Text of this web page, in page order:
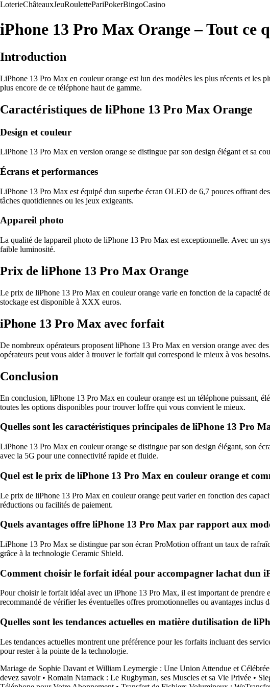
LoterieChâteauxJeuRoulettePariPokerBingoCasino
iPhone 13 Pro Max Orange – Tout ce
Introduction
LiPhone 13 Pro Max en couleur orange est lun des modèles les plus récents et les
plus encore de ce téléphone haut de gamme.
Caractéristiques de liPhone 13 Pro Max Orange
Design et couleur
LiPhone 13 Pro Max en version orange se distingue par son design élégant et sa
Écrans et performances
LiPhone 13 Pro Max est équipé dun superbe écran OLED de 6,7 pouces offrant
tâches quotidiennes ou les jeux exigeants.
Appareil photo
La qualité de lappareil photo de liPhone 13 Pro Max est exceptionnelle. Avec un
faible luminosité.
Prix de liPhone 13 Pro Max Orange
Le prix de liPhone 13 Pro Max en couleur orange varie en fonction de la capacité
stockage est disponible à XXX euros.
iPhone 13 Pro Max avec forfait
De nombreux opérateurs proposent liPhone 13 Pro Max en version orange avec
opérateurs peut vous aider à trouver le forfait qui correspond le mieux à vos besoins.
Conclusion
En conclusion, liPhone 13 Pro Max en couleur orange est un téléphone puissant,
toutes les options disponibles pour trouver loffre qui vous convient le mieux.
Quelles sont les caractéristiques principales de liPhone 13 Pro
LiPhone 13 Pro Max en couleur orange se distingue par son design élégant, son
avec la 5G pour une connectivité rapide et fluide.
Quel est le prix de liPhone 13 Pro Max en couleur orange et
Le prix de liPhone 13 Pro Max en couleur orange peut varier en fonction des
réductions ou facilités de paiement.
Quels avantages offre liPhone 13 Pro Max par rapport aux
LiPhone 13 Pro Max se distingue par son écran ProMotion offrant un taux de
grâce à la technologie Ceramic Shield.
Comment choisir le forfait idéal pour accompagner lachat dun
Pour choisir le forfait idéal avec un iPhone 13 Pro Max, il est important de prendre
recommandé de vérifier les éventuelles offres promotionnelles ou avantages inclus
Quelles sont les tendances actuelles en matière dutilisation de
Les tendances actuelles montrent une préférence pour les forfaits incluant des
pour rester à la pointe de la technologie.
Mariage de Sophie Davant et William Leymergie : Une Union Attendue et Célébrée
devez savoir• Romain Ntamack : Le Rugbyman, ses Muscles et sa Vie Privée •